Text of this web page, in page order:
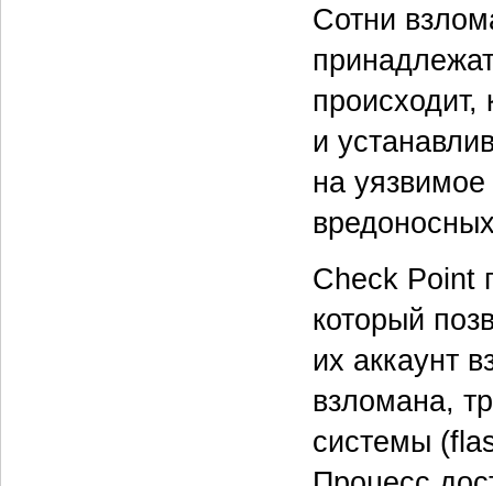
Сотни
происходит,
и
на
Check Point
который
их аккаунт
взломана,
системы